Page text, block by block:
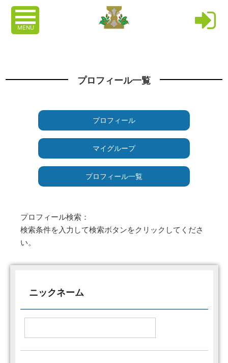
MENU
プロフィール一覧
プロフィール
マイグループ
プロフィール一覧
プロフィール検索：
検索条件を入力して検索ボタンをクリックしてくださ
い。
ニックネーム